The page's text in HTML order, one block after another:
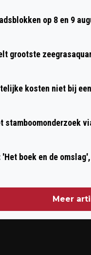
VOOR
EN
op 8 en 9
grootste
kosten niet bij
stamboomonderzoek
'Het boek en de
Meer